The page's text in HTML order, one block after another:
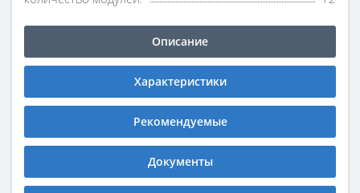
Описание
Характеристики
Рекомендуемые
Документы